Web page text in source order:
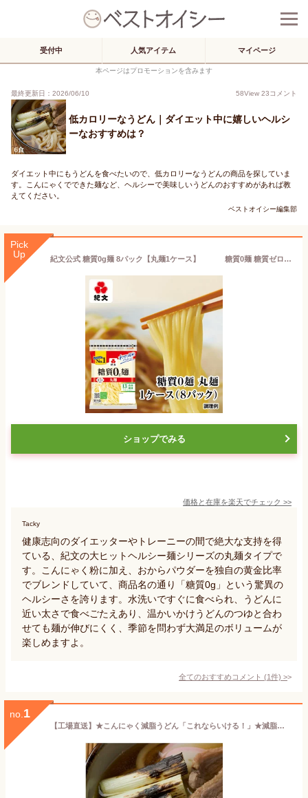
受付中 人気アイテム マイページ
本ページはプロモーションを含みます
最終更新日：2026/06/10 58View 23コメント
低カロリーなうどん｜ダイエット中に嬉しいヘルシ
ーなおすすめは？
ダイエット中にもうどんを食べたいので、低カロリーなうどんの商品を探していま
す。こんにゃくでできた麺など、ヘルシーで美味しいうどんのおすすめがあれば教
えてください。
ベストオイシー編集部
Pick
Up
紀文公式 糖質0g麺 8パック【丸麺1ケース】 糖質0麺 糖質ゼロ 麺 低糖質 糖質制限 糖質オフ 糖質 カット 低カロリー ロカボ 置き換え ダイエット 食品 こんにゃく麺 こんにゃく ラーメン パスタ うどん ヌードル おからパウダー 保存料不使用
ショップでみる
価格と在庫を楽天でチェック >>
Tacky
健康志向のダイエッターやトレーニーの間で絶大な支持を得
ている、紀文の大ヒットヘルシー麺シリーズの丸麺タイプで
す。こんにゃく粉に加え、おからパウダーを独自の黄金比率
でブレンドしていて、商品名の通り「糖質0g」という驚異の
ヘルシーさを誇ります。水洗いですぐに食べられ、うどんに
近い太さで食べごたえあり、温かいかけうどんのつゆと合わ
せても麺が伸びにくく、季節を問わず大満足のボリュームが
楽しめますよ。
全てのおすすめコメント (1件) >
no. 1
【工場直送】★こんにゃく減脂うどん「これならいける！」★減脂うどん[6食](こんにゃくうどん)(低糖質・糖質オフ・糖質ゼロ・低糖質麺)